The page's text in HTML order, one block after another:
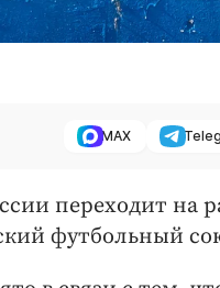
MAX
переходит на
футбольный